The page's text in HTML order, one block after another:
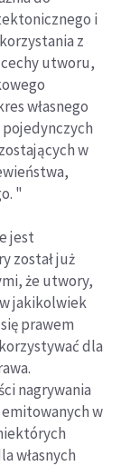
i
z
utworu,
własnego
w
"
jest
został już
że utwory,
jakikolwiek
prawem
dla
nagrywania
w
własnych